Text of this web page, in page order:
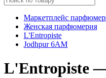
Маркетплейс
Женская парфюмерия
L'Entropiste
Jodhpur 6AM
L'Entropiste